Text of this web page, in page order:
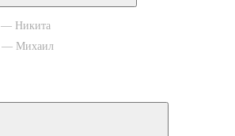
— Никита
— Михаил